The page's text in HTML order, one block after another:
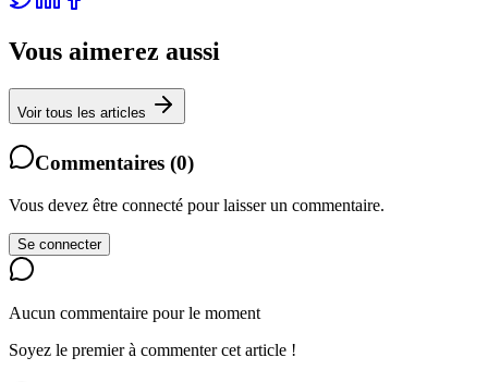
Vous aimerez aussi
Voir tous les articles
Commentaires (0)
Vous devez être connecté pour laisser un commentaire.
Se connecter
Aucun commentaire pour le moment
Soyez le premier à commenter cet article !